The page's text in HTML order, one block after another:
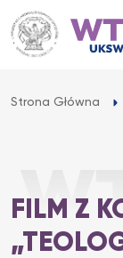
Przejdź
do
treści
Strona Główna
FILM Z